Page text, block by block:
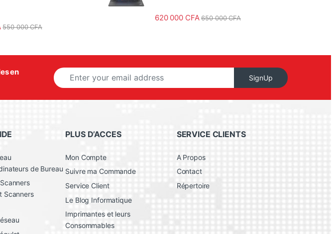
550 000CFA
620 000 CFA 650 000CFA
en
E
m
i
SignUp
de Bureau
Scanners
PLUS D’ACCES
Mon Compte
Suivre ma Commande
Service Client
Le Blog Informatique
Imprimantes et leurs
Consommables
SERVICE CLIENTS
A Propos
Contact
Répertoire